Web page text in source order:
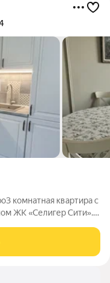
комнатная квартира с
ЖК «Селигер Сити».
выходят на разные